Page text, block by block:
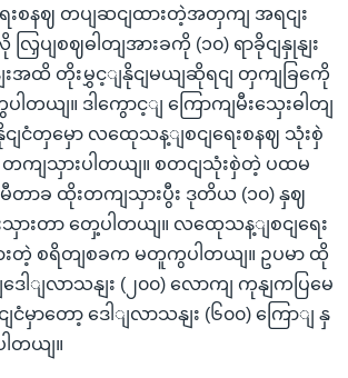
စနဈ တပျဆငျထားတဲ့အတှကျ အရငျး
ြှပျစဈဓါတျအားခကို (၁၀) ရာခိုငျနှုနျး
ျးအထိ တိုးမွှင့ျနိုငျမယျဆိုရငျ တှကျခြကေို
ယျ။ ဒါကွောင့ျ ကြောကျမီးသှေးဓါတျ
ျငံတှမှော လထေုသန့ျစငျရေးစနဈ သုံးစှဲ
ကျသှားပါတယျ။ စတငျသုံးစှဲတဲ့ ပထမ
တာခ ထိုးတကျသှားပွီး ဒုတိယ (၁၀) နှဈ
ားတာ တှေ့ပါတယျ။ လထေုသန့ျစငျရေး
းတဲ့ စရိတျစခက မတူကွပါတယျ။ ဥပမာ ထို
ျဒေါျလာသနျး (၂၀၀) လောကျ ကုနျကပြမေ
ငံမှာတော့ ဒေါျလာသနျး (၆၀၀) ကြောျ နှ
ါတယျ။